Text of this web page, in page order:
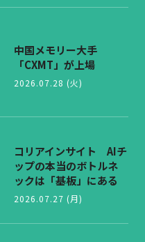
中国メモリー大手
「CXMT」が上場
2026.07.28 (火)
コリアインサイト AIチ
ップの本当のボトルネ
ックは「基板」にある
2026.07.27 (月)